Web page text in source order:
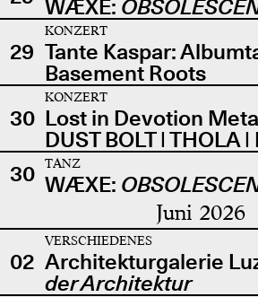
WÆXE:
29
KONZERT
Tante Kaspar:
Basement Roots
30
KONZERT
Lost in Devotion
DUST BOLT | THOLA |
30
TANZ
WÆXE:
Juni 2026
02
VERSCHIEDENES
Architekturgalerie
der Architektur